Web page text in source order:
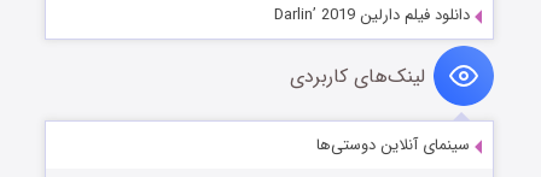
دانلود فیلم دارلین Darlin’ 2019
لینک‌های کاربردی
سینمای آنلاین دوستی‌ها